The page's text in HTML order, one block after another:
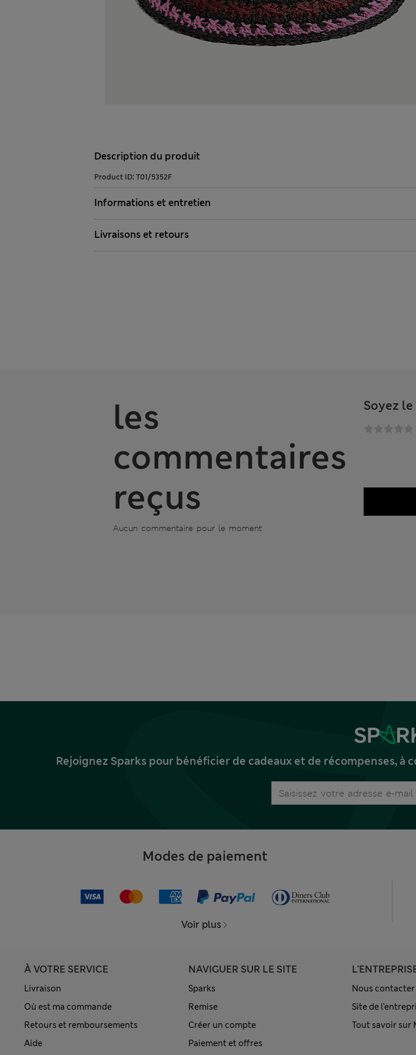
Description du produit
Product ID: T01/5352F
Informations et entretien
Livraisons et retours
les
commentaires
reçus
Aucun commentaire pour le moment
Soyez
Rejoignez Sparks pour bénéficier de cadeaux et de récompenses, à
Modes de paiement
Voir plus
À VOTRE SERVICE
Livraison
Où est ma commande
Retours et remboursements
Aide
NAVIGUER SUR LE SITE
Sparks
Remise
Créer un compte
Paiement et offres
Nous contacter
Site de
Tout savoir sur